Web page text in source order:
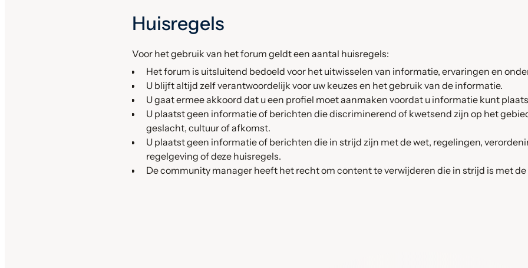
Huisregels
Voor het gebruik van het forum geldt een aantal huisregels:
Het forum is uitsluitend bedoeld voor het uitwisselen van informatie, ervaringen en
U blijft altijd zelf verantwoordelijk voor uw keuzes en het gebruik van de informatie.
U gaat ermee akkoord dat u een profiel moet aanmaken voordat u informatie kunt
U plaatst geen informatie of berichten die discriminerend of kwetsend zijn op het
geslacht, cultuur of afkomst.
U plaatst geen informatie of berichten die in strijd zijn met de wet, regelingen,
regelgeving of deze huisregels.
De community manager heeft het recht om content te verwijderen die in strijd is met